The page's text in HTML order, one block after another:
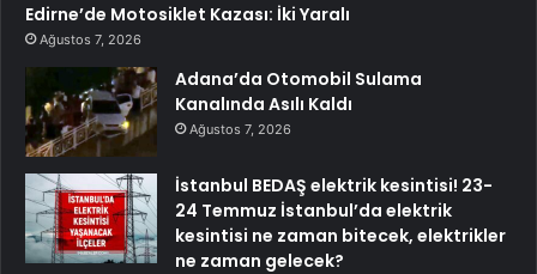
Edirne’de Motosiklet Kazası: İki Yaralı
Ağustos 7, 2026
Adana’da Otomobil Sulama
Kanalında Asılı Kaldı
Ağustos 7, 2026
İstanbul BEDAŞ elektrik kesintisi! 23-
24 Temmuz İstanbul’da elektrik
kesintisi ne zaman bitecek, elektrikler
ne zaman gelecek?